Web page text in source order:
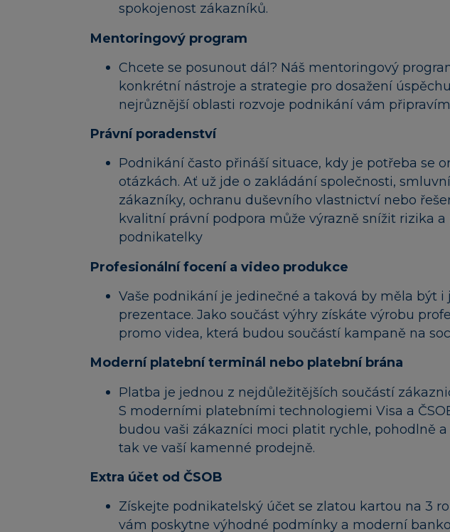
spokojenost zákazníků.
Mentoringový program
Chcete se posunout dál? Náš mentoringový
konkrétní nástroje a strategie pro dosažení
nejrůznější oblasti rozvoje podnikání vám
Právní poradenství
Podnikání často přináší situace, kdy je potřeba se
otázkách. Ať už jde o zakládání společnosti,
zákazníky, ochranu duševního vlastnictví nebo
kvalitní právní podpora může výrazně snížit rizika
podnikatelky
Profesionální focení a video produkce
Vaše podnikání je jedinečné a taková by měla být i
prezentace. Jako součást výhry získáte výrobu
promo videa, která budou součástí kampaně na
Moderní platební terminál nebo platební brána
Platba je jednou z nejdůležitějších součástí
S moderními platebními technologiemi Visa a
budou vaši zákazníci moci platit rychle, pohodlně
tak ve vaší kamenné prodejně.
Extra účet od ČSOB
Získejte podnikatelský účet se zlatou kartou na 3
vám poskytne výhodné podmínky a moderní